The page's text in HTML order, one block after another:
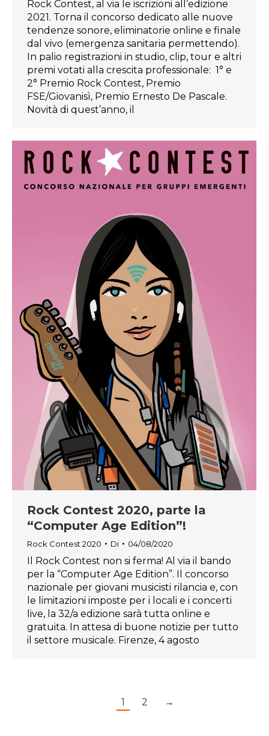
Rock Contest, al via le iscrizioni all’edizione
2021. Torna il concorso dedicato alle nuove
tendenze sonore, eliminatorie online e finale
dal vivo (emergenza sanitaria permettendo).
In palio registrazioni in studio, clip, tour e altri
premi votati alla crescita professionale: 1° e
2° Premio Rock Contest, Premio
FSE/Giovanisì, Premio Ernesto De Pascale.
Novità di quest’anno, il
Rock Contest 2020, parte la
“Computer Age Edition”!
Rock Contest 2020 Di 04/08/2020
Il Rock Contest non si ferma! Al via il bando
per la “Computer Age Edition”. Il concorso
nazionale per giovani musicisti rilancia e, con
le limitazioni imposte per i locali e i concerti
live, la 32/a edizione sarà tutta online e
gratuita. In attesa di buone notizie per tutto
il settore musicale. Firenze, 4 agosto
1 2 →